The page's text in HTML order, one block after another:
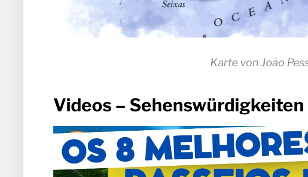
Karte von João
Videos –